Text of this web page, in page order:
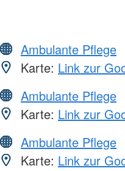
Ambulante Pflege
Karte: Link zur
Ambulante Pflege
Karte: Link zur
Ambulante Pflege
Karte: Link zur